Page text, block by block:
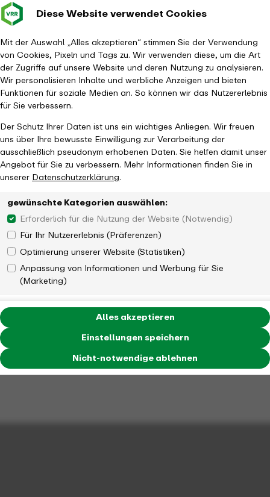
Diese Website verwendet Cookies
Mit der Auswahl „Alles akzeptieren“ stimmen Sie der Verwendung
von Cookies, Pixeln und Tags zu. Wir verwenden diese, um die Art
der Zugriffe auf unsere Website und deren Nutzung zu analysieren.
Wir personalisieren Inhalte und werbliche Anzeigen und bieten
Funktionen für soziale Medien an. So können wir das Nutzererlebnis
für Sie verbessern.
Der Schutz Ihrer Daten ist uns ein wichtiges Anliegen. Wir freuen
uns über Ihre bewusste Einwilligung zur Verarbeitung der
ausschließlich pseudonym erhobenen Daten. Sie helfen damit unser
Angebot für Sie zu verbessern. Mehr Informationen finden Sie in
unsererDatenschutzerklärung.
gewünschte Kategorien auswählen:
Erforderlich für die Nutzung der Website (Notwendig)
Für Ihr Nutzererlebnis (Präferenzen)
Optimierung unserer Website (Statistiken)
Anpassung von Informationen und Werbung für Sie
(Marketing)
Einstellungen speichern
Nicht-notwendige ablehnen
Alles akzeptieren
Verkehrsverbund Baustellen im
Leichte
Startseite Aktuelles
Magazin
Der Schiene gehört die Zukunft: VRR stellt Zielnetz 2040 vor
zuverlässiger mit der Bahn von A nach B